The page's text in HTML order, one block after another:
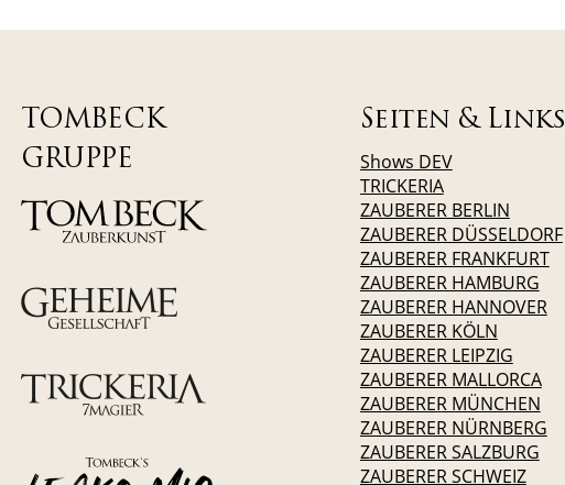
TOMBECK
GRUPPE
Seiten & Links
Shows DEV
TRICKERIA
ZAUBERER BERLIN
ZAUBERER DÜSSELDORF
ZAUBERER FRANKFURT
ZAUBERER HAMBURG
ZAUBERER HANNOVER
ZAUBERER KÖLN
ZAUBERER LEIPZIG
ZAUBERER MALLORCA
ZAUBERER MÜNCHEN
ZAUBERER NÜRNBERG
ZAUBERER SALZBURG
ZAUBERER SCHWEIZ